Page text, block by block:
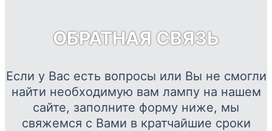
ОБРАТНАЯ СВЯЗЬ
Если у Вас есть вопросы или Вы не смогли
найти необходимую вам лампу на нашем
сайте, заполните форму ниже, мы
свяжемся с Вами в кратчайшие сроки